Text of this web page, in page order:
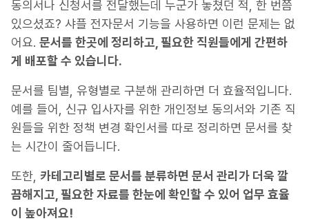
동의서나 신청서를 전달했는데 누군가 놓쳤던 적, 한 번쯤
있으셨죠? 샤플 전자문서 기능을 사용하면 이런 문제는 없
어요. 문서를 한곳에 정리하고, 필요한 직원들에게 간편하
게 배포할 수 있습니다.
문서를 팀별, 유형별로 구분해 관리하면 더 효율적입니다.
예를 들어, 신규 입사자를 위한 개인정보 동의서와 기존 직
원들을 위한 정책 변경 확인서를 따로 정리하면 문서를 찾
는 시간이 줄어듭니다.
또한, 카테고리별로 문서를 분류하면 문서 관리가 더욱 깔
끔해지고, 필요한 자료를 한눈에 확인할 수 있어 업무 효율
이 높아져요!